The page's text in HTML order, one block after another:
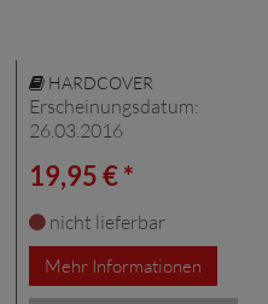
HARDCOVER
Erscheinungsdatum:
26.03.2016
19,95 € *
nicht lieferbar
Mehr Informationen